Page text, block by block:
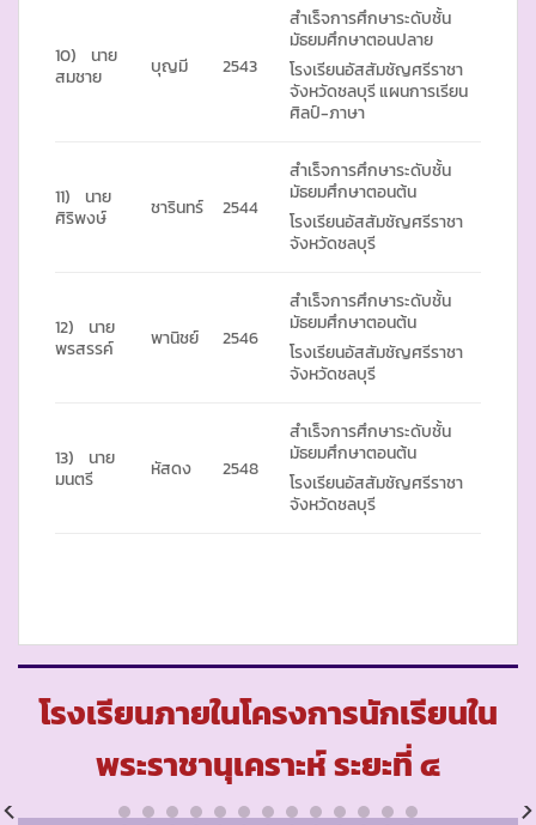
10) นาย
สมชาย
บุญมี 2543
สำเร็จการศึกษาระดับชั้น
มัธยมศึกษาตอนปลาย
โรงเรียนอัสสัมชัญศรีราชา
จังหวัดชลบุรี แผนการเรียน
ศิลป์-ภาษา
11) นาย
ศิริพงษ์
ชารินทร์ 2544
สำเร็จการศึกษาระดับชั้น
มัธยมศึกษาตอนต้น
โรงเรียนอัสสัมชัญศรีราชา
จังหวัดชลบุรี
12) นาย
พรสรรค์
พานิชย์ 2546
สำเร็จการศึกษาระดับชั้น
มัธยมศึกษาตอนต้น
โรงเรียนอัสสัมชัญศรีราชา
จังหวัดชลบุรี
13) นาย
มนตรี
หัสดง 2548
สำเร็จการศึกษาระดับชั้น
มัธยมศึกษาตอนต้น
โรงเรียนอัสสัมชัญศรีราชา
จังหวัดชลบุรี
โรงเรียนภายในโครงการนักเรียนใน
พระราชานุเคราะห์ ระยะที่ ๔